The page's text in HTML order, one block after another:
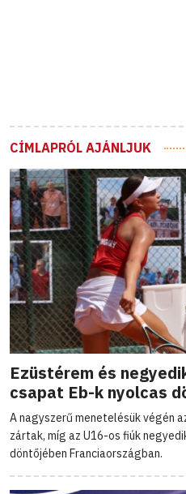
CÍMLAPRÓL AJÁNLJUK
Ezüstérem és
csapat Eb-k nyolcas
A nagyszerű menetelésük végén
zártak, míg az U16-os fiúk
döntőjében Franciaországban.